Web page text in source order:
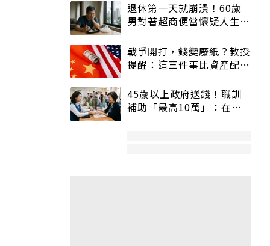
退休第一天就崩潰！60歲
男對著超商便當懷疑人生
戰爭開打，錢變廢紙？教授
提醒：這三件事比資產配置
45歲以上政府送錢！職訓
補助「最高10萬」：在